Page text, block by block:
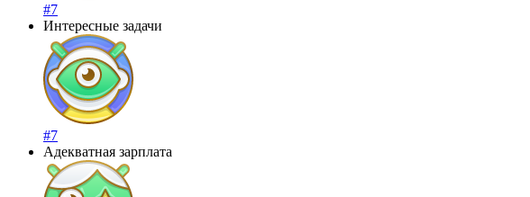
#7
Интересные задачи
#7
Адекватная зарплата